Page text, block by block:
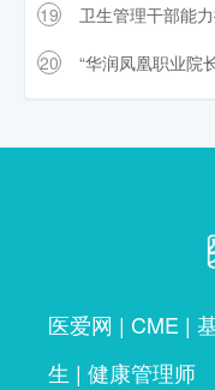
19
卫生管理干部能
20
“华润凤凰职业院
医爱网 | CME |
生 | 健康管理师